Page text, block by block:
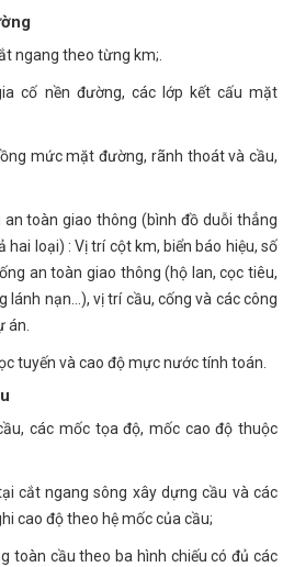
ngang theo từng km;.
cố nền đường, các lớp kết cấu mặt
mức mặt đường, rãnh thoát và cầu,
an toàn giao thông (bình đồ duỗi thẳng
hai loại) : Vị trí cột km, biển báo hiệu, số
an toàn giao thông (hộ lan, cọc tiêu,
lánh nạn…), vị trí cầu, cống và các công
án.
tuyến và cao độ mực nước tính toán.
các mốc tọa độ, mốc cao độ thuộc
cắt ngang sông xây dựng cầu và các
cao độ theo hệ mốc của cầu;
toàn cầu theo ba hình chiếu có đủ các